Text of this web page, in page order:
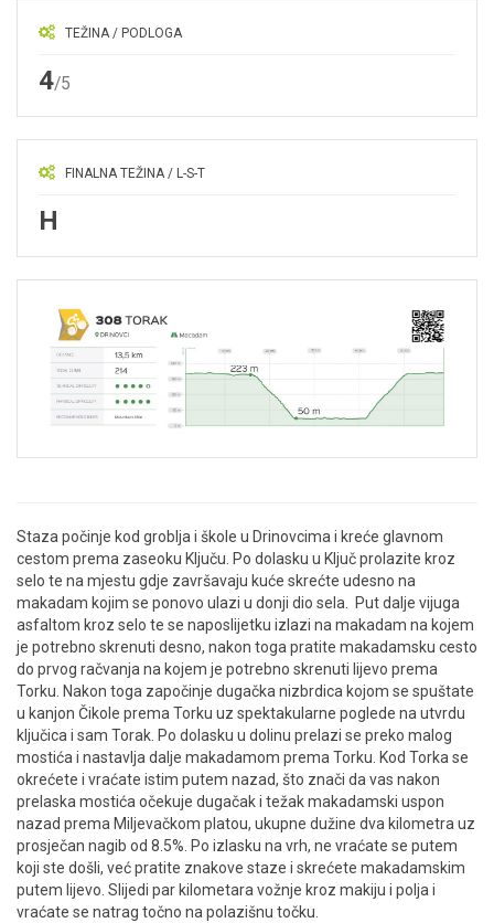
TEŽINA / PODLOGA
4/5
FINALNA TEŽINA / L-S-T
H
Staza počinje kod groblja i škole u Drinovcima i kreće glavnom
cestom prema zaseoku Ključu. Po dolasku u Ključ prolazite kroz
selo te na mjestu gdje završavaju kuće skrećte udesno na
makadam kojim se ponovo ulazi u donji dio sela. Put dalje vijuga
asfaltom kroz selo te se naposlijetku izlazi na makadam na kojem
je potrebno skrenuti desno, nakon toga pratite makadamsku cesto
do prvog račvanja na kojem je potrebno skrenuti lijevo prema
Torku. Nakon toga započinje dugačka nizbrdica kojom se spuštate
u kanjon Čikole prema Torku uz spektakularne poglede na utvrdu
ključica i sam Torak. Po dolasku u dolinu prelazi se preko malog
mostića i nastavlja dalje makadamom prema Torku. Kod Torka se
okrećete i vraćate istim putem nazad, što znači da vas nakon
prelaska mostića očekuje dugačak i težak makadamski uspon
nazad prema Miljevačkom platou, ukupne dužine dva kilometra uz
prosječan nagib od 8.5%. Po izlasku na vrh, ne vraćate se putem
koji ste došli, već pratite znakove staze i skrećete makadamskim
putem lijevo. Slijedi par kilometara vožnje kroz makiju i polja i
vraćate se natrag točno na polazišnu točku.